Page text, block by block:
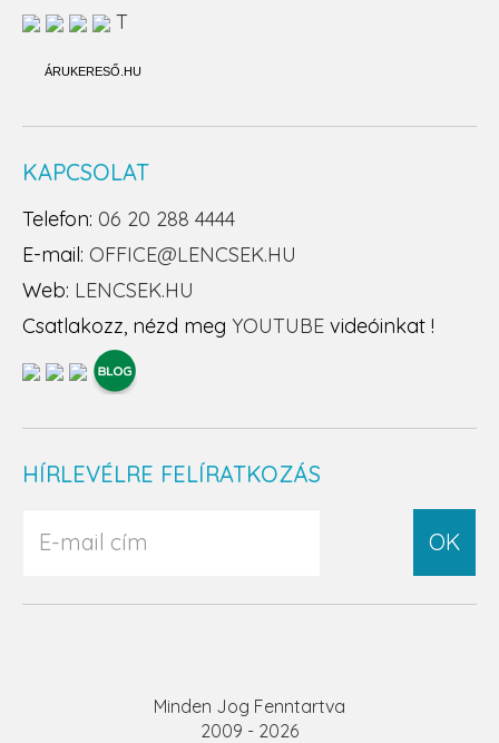
T
ÁRUKERESŐ.HU
KAPCSOLAT
Telefon: 06 20 288 4444
E-mail: OFFICE@LENCSEK.HU
Web: LENCSEK.HU
Csatlakozz, nézd meg YOUTUBE videóinkat !
HÍRLEVÉLRE FELÍRATKOZÁS
OK
Minden Jog Fenntartva
2009 - 2026